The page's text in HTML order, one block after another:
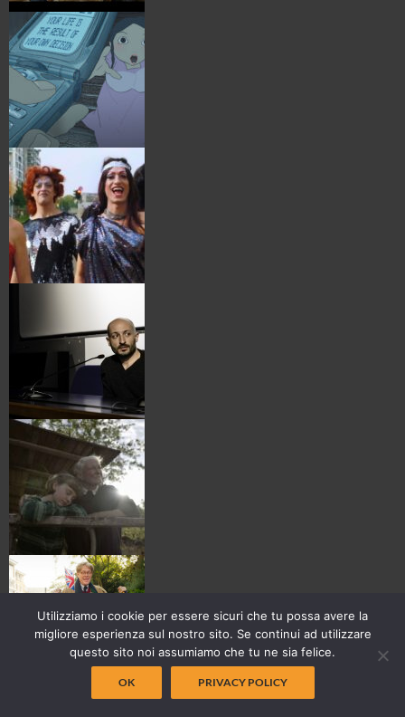
Utilizziamo i cookie per essere sicuri che tu possa avere la
migliore esperienza sul nostro sito. Se continui ad utilizzare
questo sito noi assumiamo che tu ne sia felice.
OK PRIVACY POLICY